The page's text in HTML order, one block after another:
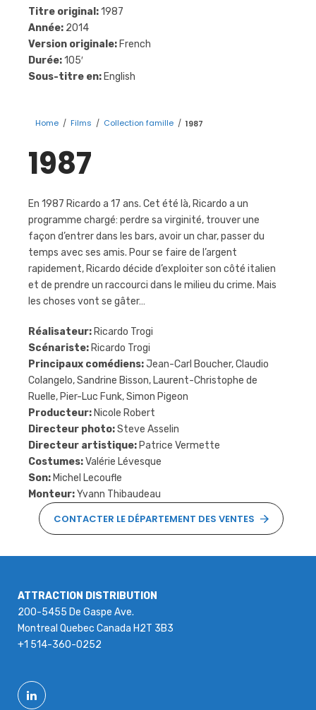
Titre original:1987
Année: 2014
Version originale: French
Durée:105′
Sous-titre en: English
Home / Films / Collection famille / 1987
1987
En 1987 Ricardo a 17 ans. Cet été là, Ricardo a un
programme chargé: perdre sa virginité, trouver une
façon d’entrer dans les bars, avoir un char, passer du
temps avec ses amis. Pour se faire de l’argent
rapidement, Ricardo décide d’exploiter son côté italien
et de prendre un raccourci dans le milieu du crime. Mais
les choses vont se gâter…
Réalisateur: Ricardo Trogi
Scénariste: Ricardo Trogi
Principaux comédiens:Jean-Carl Boucher, Claudio
Colangelo, Sandrine Bisson, Laurent-Christophe de
Ruelle, Pier-Luc Funk, Simon Pigeon
Producteur: Nicole Robert
Directeur photo:Steve Asselin
Directeur artistique: Patrice Vermette
Costumes:Valérie Lévesque
Son: Michel Lecoufle
Monteur:Yvann Thibaudeau
CONTACTER LE DÉPARTEMENT DES VENTES
ATTRACTION DISTRIBUTION
200-5455 De Gaspe Ave.
Montreal Quebec Canada H2T 3B3
+1 514-360-0252